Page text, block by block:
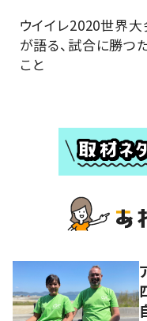
ウイイレ2020世界
が語る、試合に勝つ
こと